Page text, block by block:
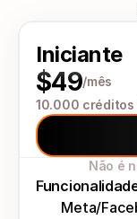
Iniciante
$49/mês
10.000
Não é
Meta/